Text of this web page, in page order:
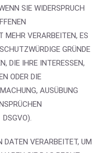
SIE WIDERSPRUCH
MEHR VERARBEITEN, ES
GRÜNDE
DIE IHRE INTERESSEN,
ODER DIE
AUSÜBUNG
DSGVO).
DATEN VERARBEITET, UM